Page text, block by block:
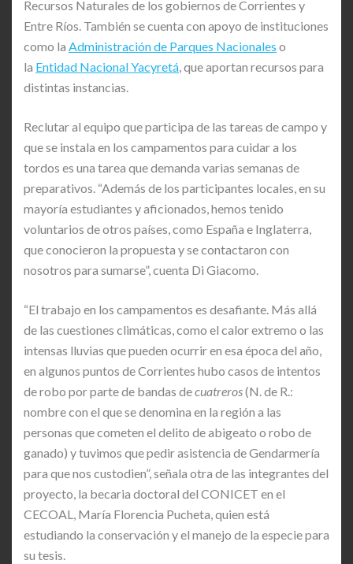
Recursos Naturales de los gobiernos de Corrientes y
Entre Ríos. También se cuenta con apoyo de instituciones
como la Administración de Parques Nacionales o
la Entidad Nacional Yacyretá, que aportan recursos para
distintas instancias.
Reclutar al equipo que participa de las tareas de campo y
que se instala en los campamentos para cuidar a los
tordos es una tarea que demanda varias semanas de
preparativos. “Además de los participantes locales, en su
mayoría estudiantes y aficionados, hemos tenido
voluntarios de otros países, como España e Inglaterra,
que conocieron la propuesta y se contactaron con
nosotros para sumarse”, cuenta Di Giacomo.
“El trabajo en los campamentos es desafiante. Más allá
de las cuestiones climáticas, como el calor extremo o las
intensas lluvias que pueden ocurrir en esa época del año,
en algunos puntos de Corrientes hubo casos de intentos
de robo por parte de bandas decuatreros(N. de R.:
nombre con el que se denomina en la región a las
personas que cometen el delito de abigeato o robo de
ganado) y tuvimos que pedir asistencia de Gendarmería
para que nos custodien”, señala otra de las integrantes del
proyecto, la becaria doctoral del CONICET en el
CECOAL, María Florencia Pucheta, quien está
estudiando la conservación y el manejo de la especie para
su tesis.